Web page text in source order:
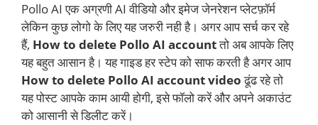
Pollo AI एक अग्रणी AI वीडियो और इमेज जेनरेशन प्लेटफ़ॉर्म
लेकिन कुछ लोगो के लिए यह जरुरी नही है। अगर आप सर्च कर रहे
हैं, How to delete Pollo AI accountतो अब आपके लिए
यह बहुत आसान है। यह गाइड हर स्टेप को साफ करती है अगर आप
Howto delete Pollo AI account videoढूंढ रहे तो
यह पोस्ट आपके काम आयी होगी, इसे फॉलो करें और अपने अकाउंट
को आसानी से डिलीट करें।